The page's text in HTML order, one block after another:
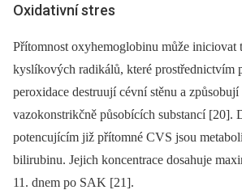
Oxidativní stres
Přítomnost oxyhemoglobinu může iniciovat
kyslíkových radikálů, které prostřednictvím
peroxidace destruují cévní stěnu a
vazokonstrikčně působících substancí [20].
potencujícím již přítomné CVS jsou
bilirubinu. Jejich koncentrace dosahuje
11. dnem po SAK [21].